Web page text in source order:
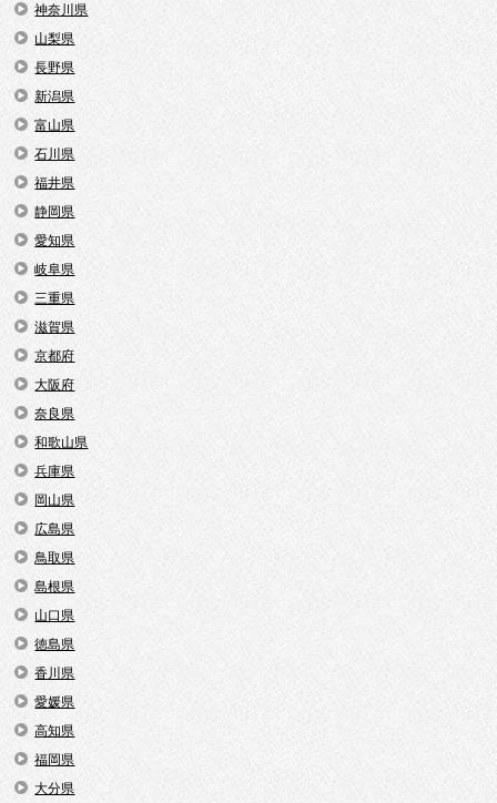
神奈川県
山梨県
長野県
新潟県
富山県
石川県
福井県
静岡県
愛知県
岐阜県
三重県
滋賀県
京都府
大阪府
奈良県
和歌山県
兵庫県
岡山県
広島県
鳥取県
島根県
山口県
徳島県
香川県
愛媛県
高知県
福岡県
大分県